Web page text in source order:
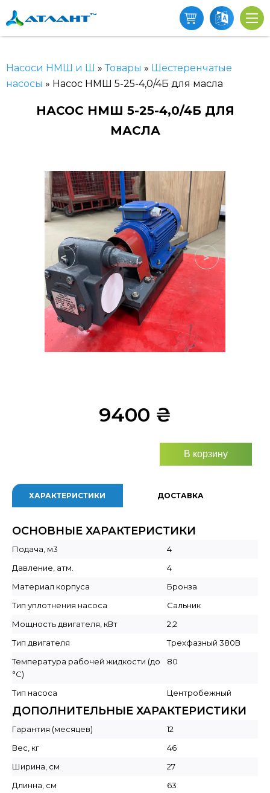
Насоси НМШ и Ш »Товары » Шестеренчатые
насосы » Насос НМШ 5-25-4,0/4Б для масла
НАСОС НМШ 5-25-4,0/4Б ДЛЯ
МАСЛА
< >
9400 ₴
В корзину
ХАРАКТЕРИСТИКИ ДОСТАВКА
ОСНОВНЫЕ ХАРАКТЕРИСТИКИ
Подача, м3
4
Давление, атм.
4
Материал корпуса
Бронза
Тип уплотнения насоса
Сальник
Мощность двигателя, кВт
2,2
Тип двигателя
Трехфазный 380В
Температура рабочей жидкости (до
°C)
80
Тип насоса Центробежный
ДОПОЛНИТЕЛЬНЫЕ ХАРАКТЕРИСТИКИ
Гарантия (месяцев)
12
Вес, кг
46
Ширина, см
27
Длинна, см
63